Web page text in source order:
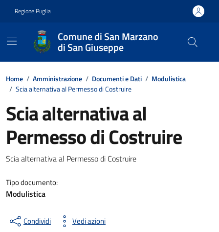
Regione Puglia
Comune di San Marzano
di San Giuseppe
Contenuti in evidenza
Home / Amministrazione / Documenti e Dati / Modulistica
/ Scia alternativa al Permesso di Costruire
Scia alternativa al
Permesso di Costruire
Dettagli del documento
Scia alternativa al Permesso di Costruire
Tipo documento:
Modulistica
Condividi Vedi azioni